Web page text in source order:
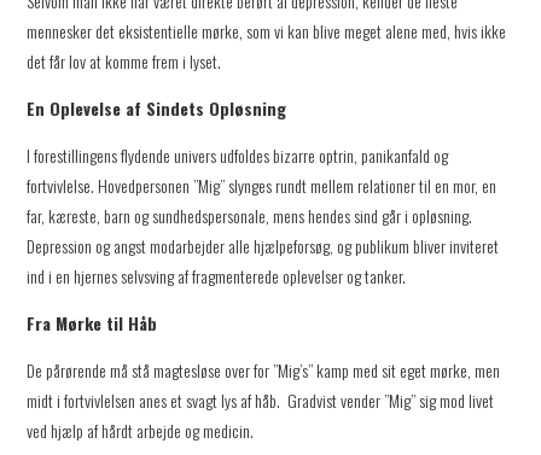
mennesker det eksistentielle mørke, som vi kan blive meget alene med, hvis ikke
det får lov at komme frem i lyset.
En Oplevelse af Sindets Opløsning
I forestillingens flydende univers udfoldes bizarre optrin, panikanfald og
fortvivlelse. Hovedpersonen ”Mig” slynges rundt mellem relationer til en mor, en
far, kæreste, barn og sundhedspersonale, mens hendes sind går i opløsning.
Depression og angst modarbejder alle hjælpeforsøg, og publikum bliver inviteret
ind i en hjernes selvsving af fragmenterede oplevelser og tanker.
Fra Mørke til Håb
De pårørende må stå magtesløse over for ”Mig’s” kamp med sit eget mørke, men
midt i fortvivlelsen anes et svagt lys af håb. Gradvist vender ”Mig” sig mod livet
ved hjælp af hårdt arbejde og medicin.